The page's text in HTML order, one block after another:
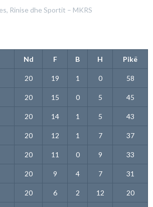
Rinise dhe Sportit – MKRS
Nd F B H Pikë
20 19 1 0 58
20 15 0 5 45
20 14 1 5 43
20 12 1 7 37
20 11 0 9 33
20 9 4 7 31
20 6 2 12 20